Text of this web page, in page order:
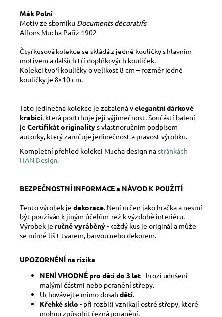
Mák Polní
Motiv ze sborníku Documents décoratifs
Alfons Mucha Paříž 1902
Čtyřkusová kolekce se skládá z jedné kouličky s hlavním
motivem a dalších tří doplňkových kouliček.
Kolekci tvoří kouličky o velikost 8 cm – rozměr jedné
kouličky je 8×10 cm.
Tato jedinečná kolekce je zabalená velegantní dárkové
krabici, která podtrhuje její výjimečnost. Součástí balení
je Certifikát originalitys vlastnoručním podpisem
autorky, který zaručuje jedinečnost a pravost výrobku.
Kompletní přehled kolekcí Mucha design nastránkách
HAN Design.
BEZPEČNOSTNÍ INFORMACE a NÁVOD K POUŽITÍ
Tento výrobek je dekorace. Není určen jako hračka a nesmí
být používán k jiným účelům než k výzdobě interiéru.
Výrobek je ručně vyráběný- každý kus je originál a může
se mírně lišit tvarem, barvou nebo dekorem.
UPOZORNĚNÍ na rizika
NENÍ VHODNÉ pro děti do 3 let- hrozí udušení
malými částmi nebo poranění střepy.
Uchovávejte mimo dosah dětí.
Křehké sklo - při rozbití vznikají ostré střepy, které
mohou způsobit řezná poranění.